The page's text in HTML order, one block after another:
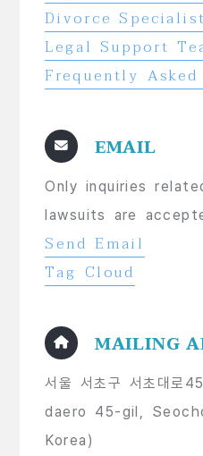
Divorce
Legal Support
Frequently Asked
EMAIL
Only inquiries
lawsuits are
Send Email
Tag Cloud
MAILING
서울 서초구 서초대
daero 45-gil,
Korea)